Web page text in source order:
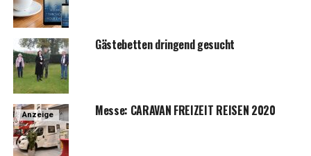
Gäs­te­bet­ten drin­gend gesucht
Anzeige Mes­se: CARAVAN FREIZEIT REISEN 2020